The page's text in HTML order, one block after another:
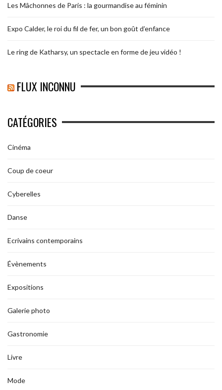
Les Mâchonnes de Paris : la gourmandise au féminin
Expo Calder, le roi du fil de fer, un bon goût d’enfance
Le ring de Katharsy, un spectacle en forme de jeu vidéo !
FLUX INCONNU
CATÉGORIES
Cinéma
Coup de coeur
Cyberelles
Danse
Ecrivains contemporains
Évènements
Expositions
Galerie photo
Gastronomie
Livre
Mode